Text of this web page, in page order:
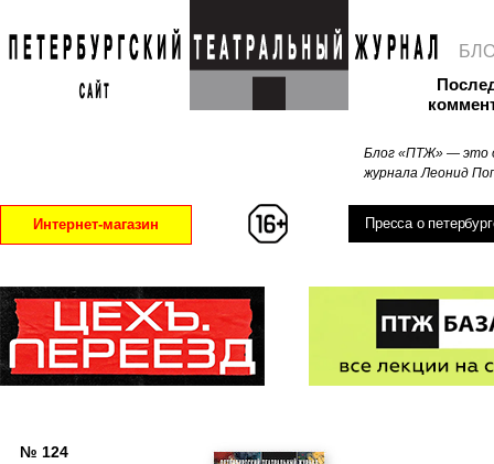
Блог «ПТЖ» — это
журнала Леонид
Интернет-магазин Пресса о
№ 124